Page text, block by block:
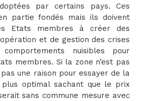
par certains pays. Ces
partie fondés mais ils doivent
Etats membres à créer des
et de gestion des crises
nuisibles pour
membres. Si la zone n’est pas
une raison pour essayer de la
plus optimal sachant que le prix
sans commune mesure avec